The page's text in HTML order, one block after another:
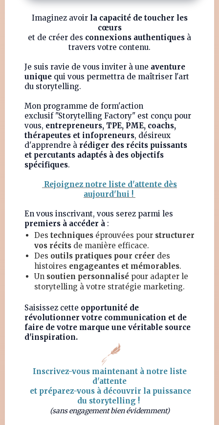
Imaginez avoir la capacité de toucher les
cœurs
et de créer des connexions authentiques à
travers votre contenu.
Je suis ravie de vous inviter à une aventure
unique qui vous permettra de maîtriser l'art
du storytelling.
Mon programme de form'action
exclusif "Storytelling Factory" est conçu pour
vous, entrepreneurs, TPE, PME, coachs,
thérapeutes et infopreneurs, désireux
d'apprendre à rédiger des récits puissants
et percutants adaptés à des objectifs
spécifiques.
Rejoignez notre liste d'attente dès
aujourd'hui !
En vous inscrivant, vous serez parmi les
premiers à accéder à :
Des techniques éprouvées pour structurer
vos récits de manière efficace.
Des outils pratiques pour créer des
histoires engageantes et mémorables.
Un soutien personnalisé pour adapter le
storytelling à votre stratégie marketing.
Saisissez cette opportunité de
révolutionner votre communication et de
faire de votre marque une véritable source
d'inspiration.
Inscrivez-vous maintenant à notre liste
d'attente
et préparez-vous à découvrir la puissance
du storytelling !
(sans engagement bien évidemment)